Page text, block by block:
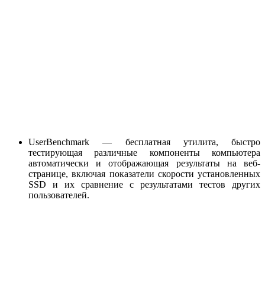
UserBenchmark — бесплатная утилита, быстро
тестирующая различные компоненты компьютера
автоматически и отображающая результаты на веб-
странице, включая показатели скорости установленных
SSD и их сравнение с результатами тестов других
пользователей.